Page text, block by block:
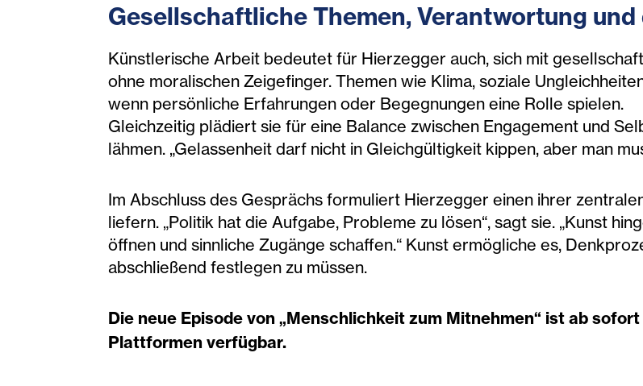
Gesellschaftliche Themen, Verantwortung
Künstlerische Arbeit bedeutet für Hierzegger auch, sich mit
ohne moralischen Zeigefinger. Themen wie Klima, soziale
wenn persönliche Erfahrungen oder Begegnungen eine Rolle spielen.
Gleichzeitig plädiert sie für eine Balance zwischen Engagement und
lähmen. „Gelassenheit darf nicht in Gleichgültigkeit kippen, aber man
Im Abschluss des Gesprächs formuliert Hierzegger einen ihrer
liefern. „Politik hat die Aufgabe, Probleme zu lösen“, sagt sie. „Kunst
öffnen und sinnliche Zugänge schaffen.“ Kunst ermögliche es,
abschließend festlegen zu müssen.
Die neue Episode von „Menschlichkeit zum Mitnehmen“ ist ab
Plattformen verfügbar.